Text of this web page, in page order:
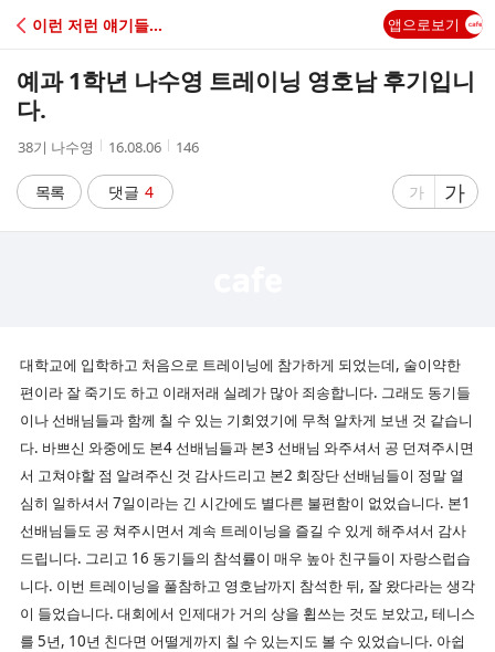
C
A
이런 저런 얘기들... 앱으로보기
예과 1학년 나수영 트레이닝 영호남 후기입니
다.
작
자
38기 나수영
작
시
간
16.08.06
조
146
목록 댓글 4
글
게
가
글
자
게
가
대학교에 입학하고 처음으로 트레이닝에 참가하게 되었는데, 술이약한
편이라 잘 죽기도 하고 이래저래 실례가 많아 죄송합니다. 그래도 동기들
이나 선배님들과 함께 칠 수 있는 기회였기에 무척 알차게 보낸 것 같습니
다. 바쁘신 와중에도 본4 선배님들과 본3 선배님 와주셔서 공 던져주시면
서 고쳐야할 점 알려주신 것 감사드리고 본2 회장단 선배님들이 정말 열
심히 일하셔서 7일이라는 긴 시간에도 별다른 불편함이 없었습니다. 본1
선배님들도 공 쳐주시면서 계속 트레이닝을 즐길 수 있게 해주셔서 감사
드립니다. 그리고 16 동기들의 참석률이 매우 높아 친구들이 자랑스럽습
니다. 이번 트레이닝을 풀참하고 영호남까지 참석한 뒤, 잘 왔다라는 생각
이 들었습니다. 대회에서 인제대가 거의 상을 휩쓰는 것도 보았고, 테니스
를 5년, 10년 친다면 어떨게까지 칠 수 있는지도 볼 수 있었습니다. 아쉽